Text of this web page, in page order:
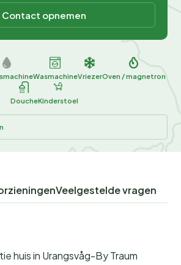
Contact opnemen
WasmachineVriezerOven / magnetron
DoucheKinderstoel
Veelgestelde vragen
huis in Urangsvåg-By Traum